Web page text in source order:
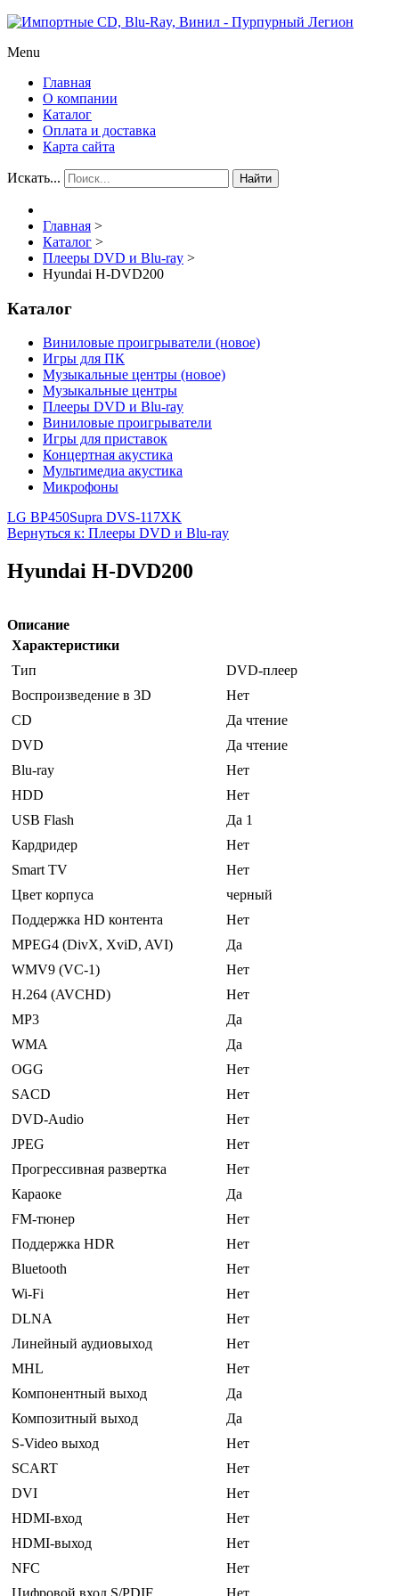
Menu
Главная
О компании
Каталог
Оплата и доставка
Карта сайта
Искать... Найти
Главная >
Каталог >
Плееры DVD и Blu-ray >
Hyundai H-DVD200
Каталог
Виниловые проигрыватели (новое)
Игры для ПК
Музыкальные центры (новое)
Музыкальные центры
Плееры DVD и Blu-ray
Виниловые проигрыватели
Игры для приставок
Концертная акустика
Мультимедиа акустика
Микрофоны
LG BP450Supra DVS-117XK
Вернуться к: Плееры DVD и Blu-ray
Hyundai H-DVD200
Описание
Характеристики
Тип
DVD-плеер
Воспроизведение в 3D
Нет
CD
Да чтение
DVD
Да чтение
Blu-ray
Нет
HDD
Нет
USB Flash
Да 1
Кардридер
Нет
Smart TV
Нет
Цвет корпуса
черный
Поддержка HD контента
Нет
MPEG4 (DivX, XviD, AVI)
Да
WMV9 (VC-1)
Нет
H.264 (AVCHD)
Нет
MP3
Да
WMA
Да
OGG
Нет
SACD
Нет
DVD-Audio
Нет
JPEG
Нет
Прогрессивная развертка
Нет
Караоке
Да
FM-тюнер
Нет
Поддержка HDR
Нет
Bluetooth
Нет
Wi-Fi
Нет
DLNA
Нет
Линейный аудиовыход
Нет
MHL
Нет
Компонентный выход
Да
Композитный выход
Да
S-Video выход
Нет
SCART
Нет
DVI
Нет
HDMI-вход
Нет
HDMI-выход
Нет
NFC
Нет